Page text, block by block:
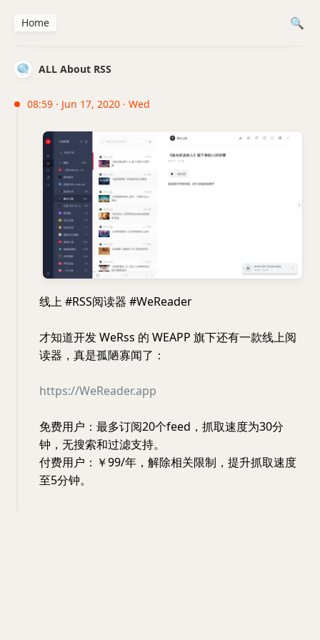
ALL About RSS
08:59 · Jun 17, 2020 · Wed
线上 #RSS阅读器 #WeReader
才知道开发 WeRss 的 WEAPP 旗下还有一款线上阅
读器，真是孤陋寡闻了：
https://WeReader.app
免费用户：最多订阅20个feed，抓取速度为30分
钟，无搜索和过滤支持。
付费用户：￥99/年，解除相关限制，提升抓取速度
至5分钟。
Home